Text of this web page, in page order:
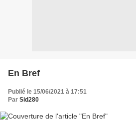
En Bref
Publié le 15/06/2021 à 17:51
Par Sid280